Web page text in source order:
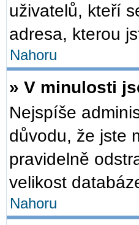
uživatelů, kteří
adresa, kterou
Nahoru
» V minulosti
Nejspíše
důvodu, že jste
pravidelně
velikost
Nahoru